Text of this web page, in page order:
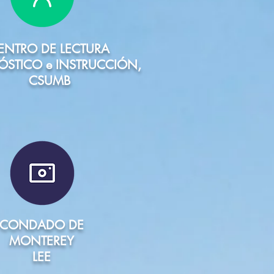
DE LECTURA
e INSTRUCCIÓN,
CSUMB
CONDADO DE
MONTEREY
LEE